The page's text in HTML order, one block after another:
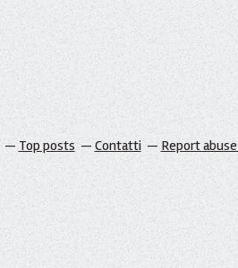
Top posts Contatti Report abuse